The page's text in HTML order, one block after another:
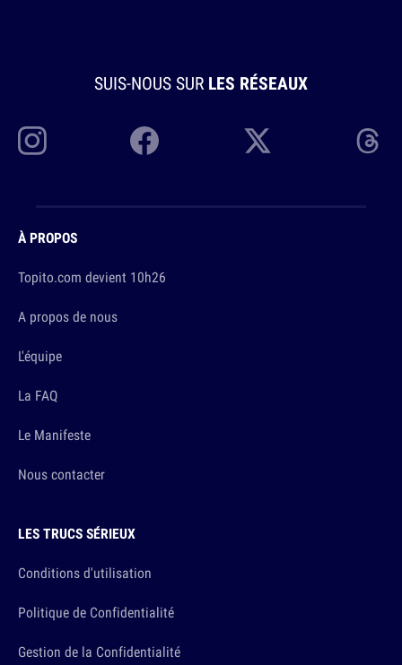
SUIS-NOUS SUR LES RÉSEAUX
À PROPOS
Topito.com devient 10h26
A propos de nous
L'équipe
La FAQ
Le Manifeste
Nous contacter
LES TRUCS SÉRIEUX
Conditions d'utilisation
Politique de Confidentialité
Gestion de la Confidentialité